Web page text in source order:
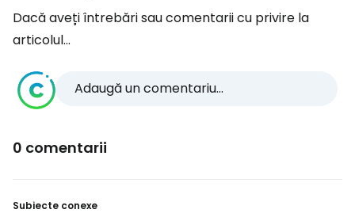
Dacă aveți întrebări sau comentarii cu privire la
articolul...
Adaugă un comentariu...
0 comentarii
Subiecte conexe